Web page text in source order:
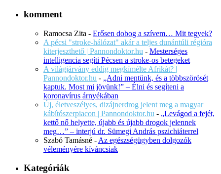
komment
Ramocsa Zita - Erősen dobog a szívem… Mit tegyek?
A pécsi "stroke-hálózat" akár a teljes dunántúli régióra
kiterjeszthető | Pannondoktor.hu - Mesterséges
intelligencia segíti Pécsen a stroke-os betegeket
A világjárvány eddig megkímélte Afrikát? |
Pannondoktor.hu - „Adni mentünk, és a többszörösét
kaptuk. Most mi jövünk!” – Élni és segíteni a
koronavírus árnyékában
Új, életveszélyes, dizájnerdrog jelent meg a magyar
kábítószerpiacon | Pannondoktor.hu - „Levágod a fejét,
kettő nő helyette, újabb és újabb drogok jelennek
meg…” – interjú dr. Sümegi András pszichiáterrel
Szabó Tamásné - Az egészségügyben dolgozók
véleményére kíváncsiak
Kategóriák